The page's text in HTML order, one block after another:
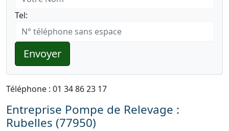
Tel:
Envoyer
Téléphone : 01 34 86 23 17
Entreprise Pompe de Relevage :
Rubelles (77950)